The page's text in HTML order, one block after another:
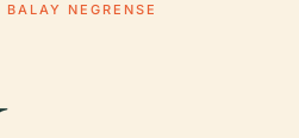
BALAY NEGRENSE